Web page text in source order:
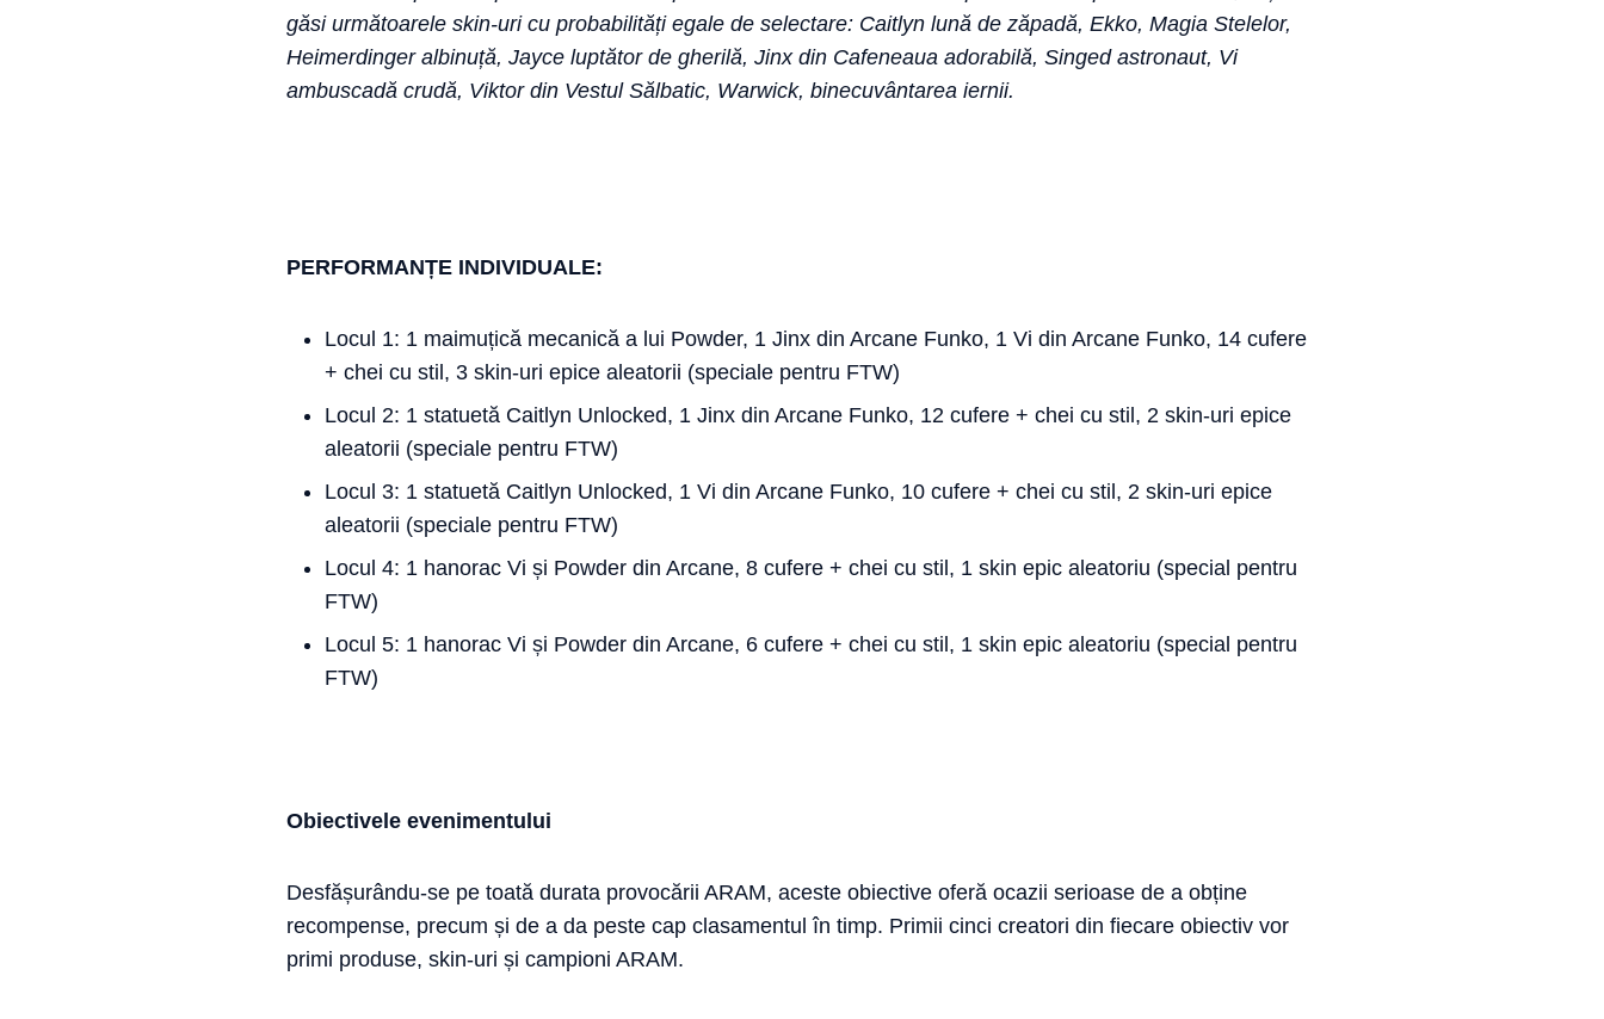
găsi următoarele skin-uri cu probabilități egale de selectare: Caitlyn lună de zăpadă, Ekko, Magia Stelelor,
Heimerdinger albinuță, Jayce luptător de gherilă, Jinx din Cafeneaua adorabilă, Singed astronaut, Vi
ambuscadă crudă, Viktor din Vestul Sălbatic, Warwick, binecuvântarea iernii.
PERFORMANȚE INDIVIDUALE:
Locul 1: 1 maimuțică mecanică a lui Powder, 1 Jinx din Arcane Funko, 1 Vi din Arcane Funko, 14 cufere
+ chei cu stil, 3 skin-uri epice aleatorii (speciale pentru FTW)
Locul 2: 1 statuetă Caitlyn Unlocked, 1 Jinx din Arcane Funko, 12 cufere + chei cu stil, 2 skin-uri epice
aleatorii (speciale pentru FTW)
Locul 3: 1 statuetă Caitlyn Unlocked, 1 Vi din Arcane Funko, 10 cufere + chei cu stil, 2 skin-uri epice
aleatorii (speciale pentru FTW)
Locul 4: 1 hanorac Vi și Powder din Arcane, 8 cufere + chei cu stil, 1 skin epic aleatoriu (special pentru
FTW)
Locul 5: 1 hanorac Vi și Powder din Arcane, 6 cufere + chei cu stil, 1 skin epic aleatoriu (special pentru
FTW)
Obiectivele evenimentului
Desfășurându-se pe toată durata provocării ARAM, aceste obiective oferă ocazii serioase de a obține
recompense, precum și de a da peste cap clasamentul în timp. Primii cinci creatori din fiecare obiectiv vor
primi produse, skin-uri și campioni ARAM.